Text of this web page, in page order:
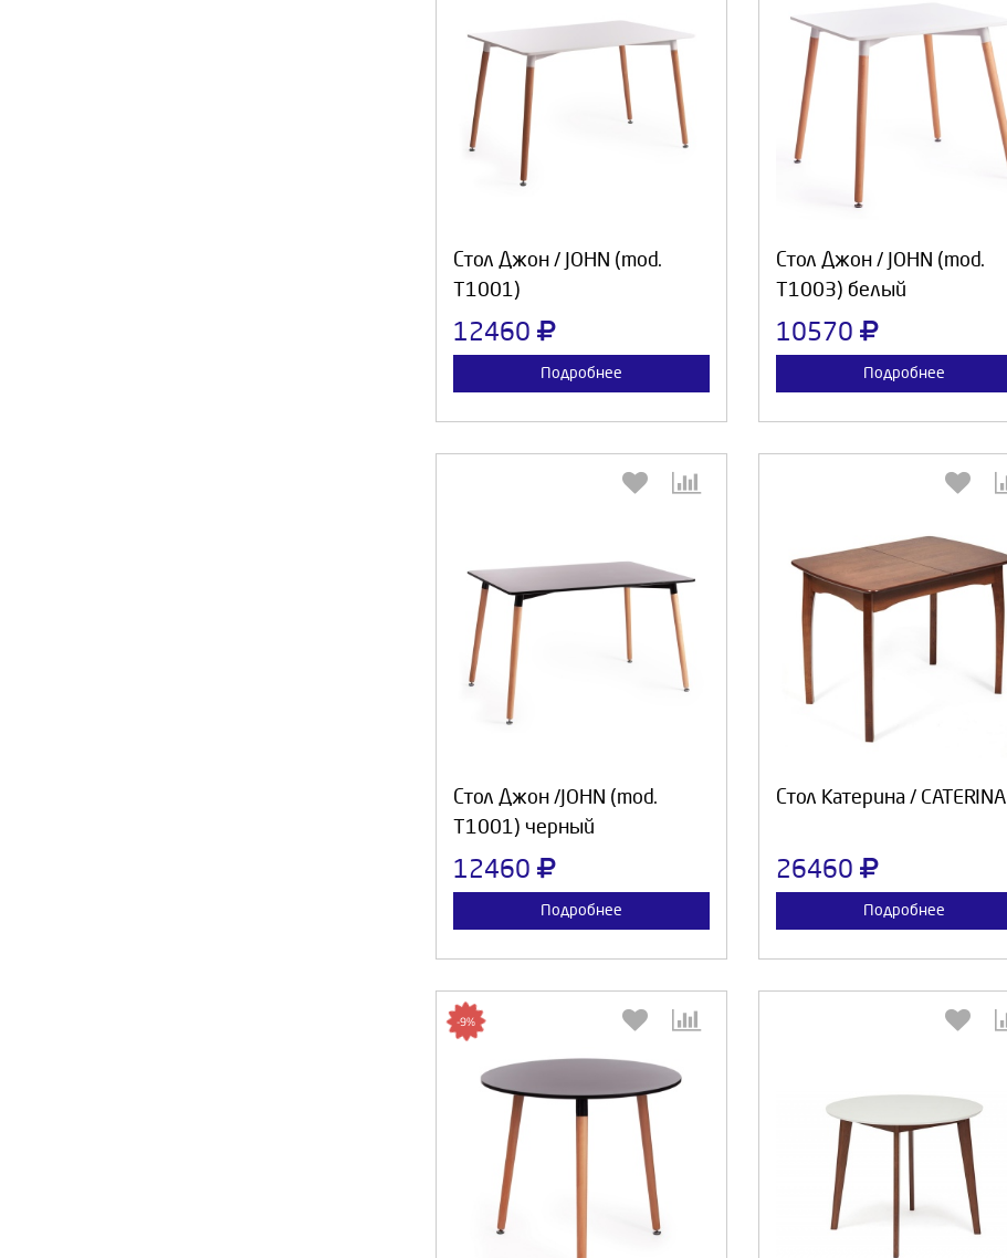
Стол Джон / JOHN (mod.
T1001)
12460
Подробнее
Выберите количество:
Стол Джон / JOHN (mod.
T1003) белый
10570
Подробнее
Выберите количество:
Продолжить
Стол Джон /JOHN (mod.
T1001) черный
12460
Подробнее
Выберите количество:
Стол Катерина / CATERINA
26460
Подробнее
Выберите количество:
-9%
Выберите количество: Выберите количество: